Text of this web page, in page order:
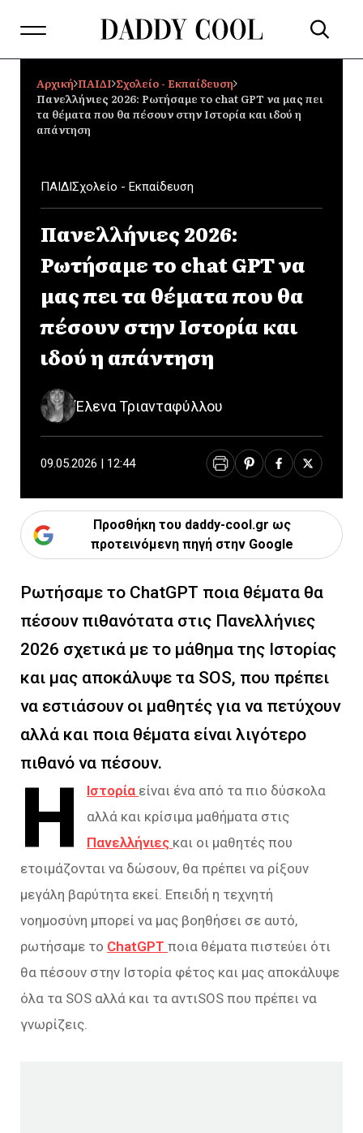
Αρχική ΠΑΙΔΙ Σχολείο - Εκπαίδευση
Πανελλήνιες 2026: Ρωτήσαμε το chat GPT να μας πει
τα θέματα που θα πέσουν στην Ιστορία και ιδού η
απάντηση
ΠΑΙΔΙΣχολείο - Εκπαίδευση
Πανελλήνιες 2026:
Ρωτήσαμε το chat GPT να
μας πει τα θέματα που θα
πέσουν στην Ιστορία και
ιδού η απάντηση
Έλενα Τριανταφύλλου
09.05.2026 | 12:44
Προσθήκη του daddy-cool.gr ως
προτεινόμενη πηγή στην Google
Ρωτήσαμε το ChatGPT ποια θέματα θα
πέσουν πιθανότατα στις Πανελλήνιες
2026 σχετικά με το μάθημα της Ιστορίας
και μας αποκάλυψε τα SOS, που πρέπει
να εστιάσουν οι μαθητές για να πετύχουν
αλλά και ποια θέματα είναι λιγότερο
πιθανό να πέσουν.
Η Ιστορία είναι ένα από τα πιο δύσκολα
αλλά και κρίσιμα μαθήματα στις
Πανελλήνιες και οι μαθητές που
ετοιμάζονται να δώσουν, θα πρέπει να ρίξουν
μεγάλη βαρύτητα εκεί. Επειδή η τεχνητή
νοημοσύνη μπορεί να μας βοηθήσει σε αυτό,
ρωτήσαμε το ChatGPT ποια θέματα πιστεύει ότι
θα πέσουν στην Ιστορία φέτος και μας αποκάλυψε
όλα τα SOS αλλά και τα αντιSOS που πρέπει να
γνωρίζεις.